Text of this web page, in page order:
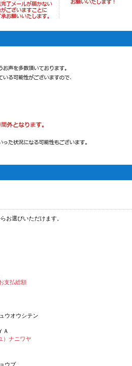
お選びいただけます。
支払総額
ウオウシテン
Ａ
）ナニワヤ
ウブ